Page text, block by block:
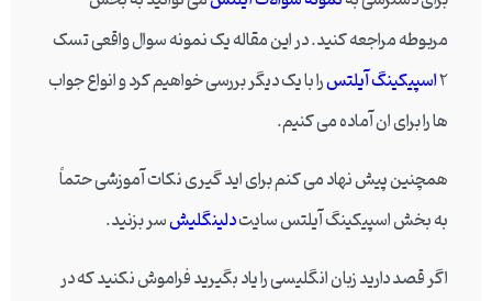
مربوطه مراجعه کنید. در این مقاله یک نمونه سوال واقعی تسک
2اسپیکینگ آیلتسرا با یک دیگر بررسی خواهیم کرد و انواع جواب
ها را برای ان آماده می کنیم.
همچنین پیش نهاد می کنم برای اید گیری نکات آموزشی حتماً
به بخش اسپیکینگ آیلتس سایتدلینگلیشسر بزنید.
اگر قصد دارید زبان انگلیسی را یاد بگیرید فراموش نکنید که در